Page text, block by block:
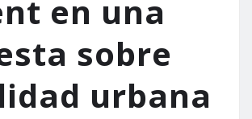
en una
sobre
urbana